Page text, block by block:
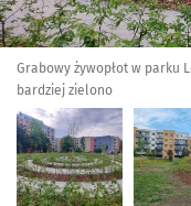
Grabowy żywopłot w parku
bardziej zielono